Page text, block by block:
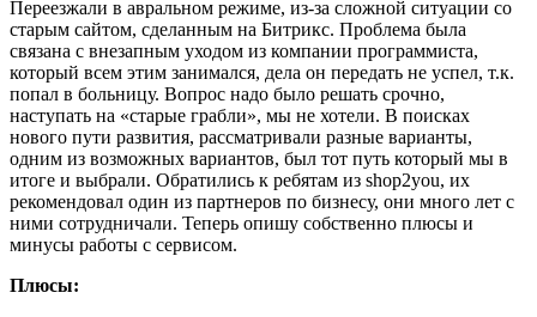
Переезжали в авральном режиме, из-за сложной ситуации со
старым сайтом, сделанным на Битрикс. Проблема была
связана с внезапным уходом из компании программиста,
который всем этим занимался, дела он передать не успел, т.к.
попал в больницу. Вопрос надо было решать срочно,
наступать на «старые грабли», мы не хотели. В поисках
нового пути развития, рассматривали разные варианты,
одним из возможных вариантов, был тот путь который мы в
итоге и выбрали. Обратились к ребятам из shop2you, их
рекомендовал один из партнеров по бизнесу, они много лет с
ними сотрудничали. Теперь опишу собственно плюсы и
минусы работы с сервисом.
Плюсы: